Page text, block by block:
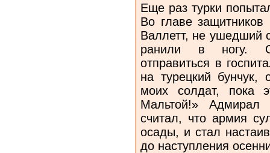
Еще раз турки
Во главе
Валлетт, не ушедший
ранили в ногу.
отправиться в
на турецкий бунчук,
моих солдат, пока
Мальтой!» Адмирал
считал, что армия
осады, и стал
до наступления